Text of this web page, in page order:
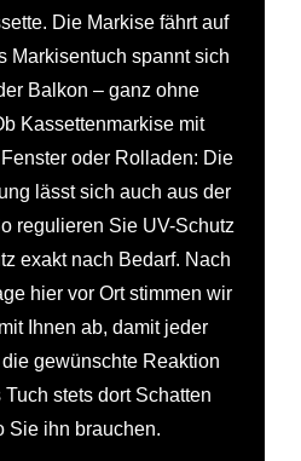
Die Markise fährt auf
Markisentuch spannt sich
Balkon – ganz ohne
Kassettenmarkise mit
oder Rolladen: Die
lässt sich auch aus der
regulieren Sie UV-Schutz
exakt nach Bedarf. Nach
hier vor Ort stimmen wir
Ihnen ab, damit jeder
gewünschte Reaktion
stets dort Schatten
Sie ihn brauchen.